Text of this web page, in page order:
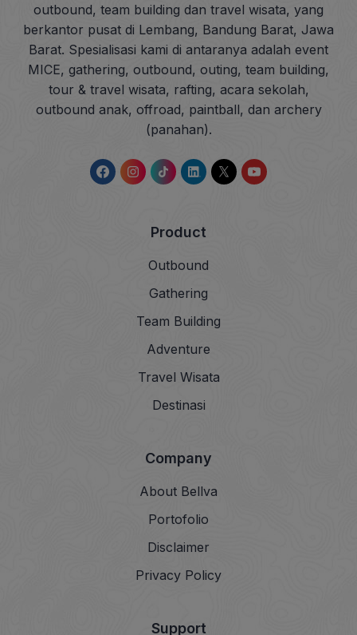
outbound, team building dan travel wisata, yang
berkantor pusat di Lembang, Bandung Barat, Jawa
Barat. Spesialisasi kami di antaranya adalah event
MICE, gathering, outbound, outing, team building,
tour & travel wisata, rafting, acara sekolah,
outbound anak, offroad, paintball, dan archery
(panahan).
Product
Outbound
Gathering
Team Building
Adventure
Travel Wisata
Destinasi
Company
About Bellva
Portofolio
Disclaimer
Privacy Policy
Support